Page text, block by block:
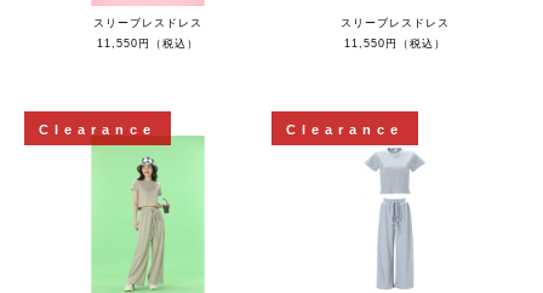
スリーブレスドレス
11,550円（税込）
スリーブレスドレス
11,550円（税込）
Clearance Clearance